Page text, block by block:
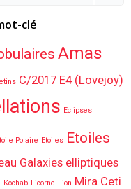
clé
Amas
C/2017 E4 (Lovejoy)
Eclipses
Polaire Etoiles Etoiles
Galaxies elliptiques
Kochab Licorne Lion Mira Ceti